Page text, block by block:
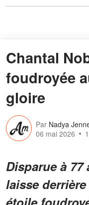
Chantal
foudroyée
gloire
Par Nadya
06 mai 2026
Disparue à
laisse